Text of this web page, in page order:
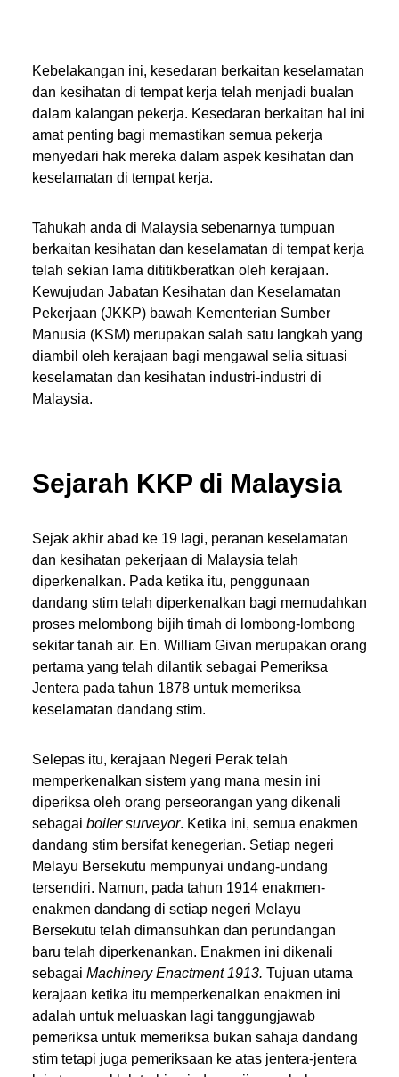
Kebelakangan ini, kesedaran berkaitan keselamatan
dan kesihatan di tempat kerja telah menjadi bualan
dalam kalangan pekerja. Kesedaran berkaitan hal ini
amat penting bagi memastikan semua pekerja
menyedari hak mereka dalam aspek kesihatan dan
keselamatan di tempat kerja.
Tahukah anda di Malaysia sebenarnya tumpuan
berkaitan kesihatan dan keselamatan di tempat kerja
telah sekian lama dititikberatkan oleh kerajaan.
Kewujudan Jabatan Kesihatan dan Keselamatan
Pekerjaan (JKKP) bawah Kementerian Sumber
Manusia (KSM) merupakan salah satu langkah yang
diambil oleh kerajaan bagi mengawal selia situasi
keselamatan dan kesihatan industri-industri di
Malaysia.
Sejarah KKP di Malaysia
Sejak akhir abad ke 19 lagi, peranan keselamatan
dan kesihatan pekerjaan di Malaysia telah
diperkenalkan. Pada ketika itu, penggunaan
dandang stim telah diperkenalkan bagi memudahkan
proses melombong bijih timah di lombong-lombong
sekitar tanah air. En. William Givan merupakan orang
pertama yang telah dilantik sebagai Pemeriksa
Jentera pada tahun 1878 untuk memeriksa
keselamatan dandang stim.
Selepas itu, kerajaan Negeri Perak telah
memperkenalkan sistem yang mana mesin ini
diperiksa oleh orang perseorangan yang dikenali
sebagai boiler surveyor. Ketika ini, semua enakmen
dandang stim bersifat kenegerian. Setiap negeri
Melayu Bersekutu mempunyai undang-undang
tersendiri. Namun, pada tahun 1914 enakmen-
enakmen dandang di setiap negeri Melayu
Bersekutu telah dimansuhkan dan perundangan
baru telah diperkenankan. Enakmen ini dikenali
sebagai Machinery Enactment 1913. Tujuan utama
kerajaan ketika itu memperkenalkan enakmen ini
adalah untuk meluaskan lagi tanggungjawab
pemeriksa untuk memeriksa bukan sahaja dandang
stim tetapi juga pemeriksaan ke atas jentera-jentera